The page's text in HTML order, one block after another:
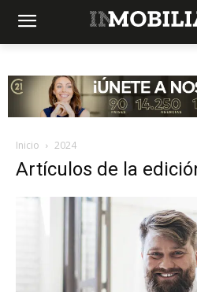
Inicio 2024
Artículos de la